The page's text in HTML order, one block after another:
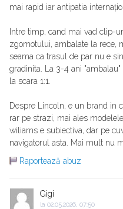
mai rapid iar antipatia
Intre timp, cand mai vad clip-
zgomotului, ambalate la rece,
seama ca trasul de par nu e
gradinita. La 3-4 ani
la scara 1:1.
Despre Lincoln, e un brand in
rar pe strazi, mai ales
wiliams e subiectiva, dar pe
navigatorul asta. Mai mult nu
Raportează abuz
Gigi
la 02.05.2026, 07:50